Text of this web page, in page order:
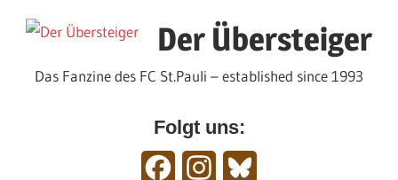
Inhalt
Der Übersteiger
Das Fanzine des FC St.Pauli – established since 1993
Folgt uns:
FacebookInstagram